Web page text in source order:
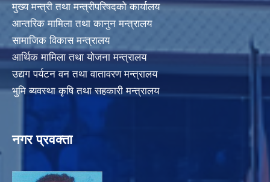
मुख्य मन्त्री तथा मन्त्रीपरिषदको कार्यालय
आन्तरिक मामिला तथा कानुन मन्त्रालय
सामाजिक विकास मन्त्रालय
आर्थिक मामिला तथा योजना मन्त्रालय
उद्यग पर्यटन वन तथा वातावरण मन्त्रालय
भुमि ब्यवस्था कृषि तथा सहकारी मन्त्रालय
नगर प्रवक्ता